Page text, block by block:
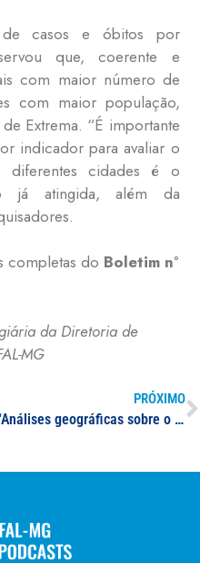
casos e óbitos por
que, coerente e
com maior número de
com maior população,
Extrema. “É importante
indicador para avaliar o
diferentes cidades é o
já atingida, além da
completas do Boletim n°
da Diretoria de
MG
PRÓXIMO
“Análises geográficas sobre o território brasileiro: dilemas estruturais à Covid-19” – Flamarion Dutra Alves & Sandra de Castro de Azevedo (Org.)